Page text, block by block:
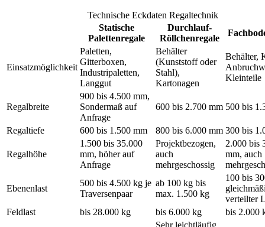
Technische Eckdaten Regaltechnik
Statische
Palettenregale
Durchlauf-
Röllchenregale
Einsatzmöglichkeit
Paletten,
Gitterboxen,
Industripaletten,
Langgut
Behälter
(Kunststoff oder
Stahl),
Kartonagen
Behälter,
Kleinteile
Regalbreite
900 bis 4.500 mm,
Sondermaß auf
Anfrage
600 bis 2.700 mm 500 bis
Regaltiefe 600 bis 1.500 mm 800 bis 6.000 mm 300 bis
Regalhöhe
1.500 bis 35.000
mm, höher auf
Anfrage
Projektbezogen,
auch
mehrgeschossig
2.000 bis
mm, auch
Ebenenlast
500 bis 4.500 kg je
Traversenpaar
ab 100 kg bis
max. 1.500 kg
100 bis
verteilter
Feldlast
bis 28.000 kg bis 6.000 kg
bis 2.000
Sehr leichtläufig